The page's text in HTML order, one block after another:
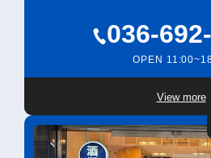
036-
OPEN
View more